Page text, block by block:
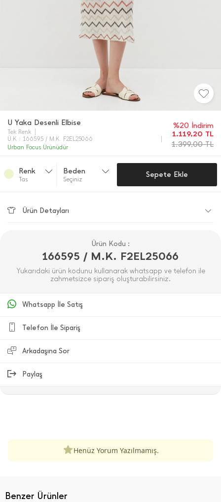
U Yaka Desenli Elbise
Tek Renk
Ü.K : 166595 / M.K. F2EL25066
Urban Focus Ürünüdür
%20 İndirim
1.119,20 TL
1.399,00TL
Renk
Tas
Beden
Seçiniz
Sepete Ekle
Ürün Detayları
Ürün Kodu :
166595 / M.K. F2EL25066
Yukarıdaki ürün kodunu kullanarak whatsapp ve telefon ile
zahmetsizce sipariş oluşturabilirsiniz.
Whatsapp İle Satış
Telefon İle Sipariş
Arkadaşına Sor
Paylaş
Henüz Yorum Yazılmamış.
Benzer Ürünler